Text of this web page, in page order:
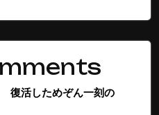
復活しためぞん一刻の